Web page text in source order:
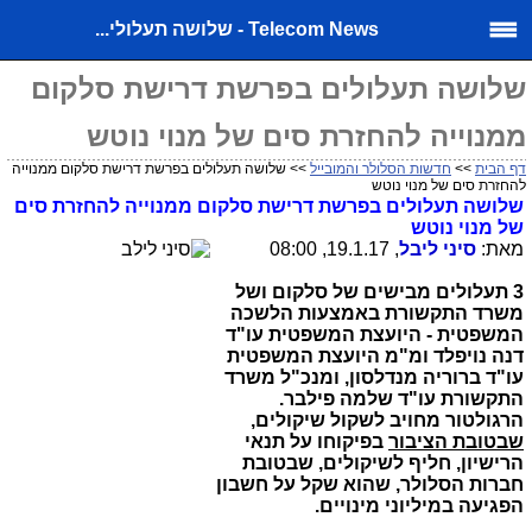
Telecom News - שלושה תעלולי...
שלושה תעלולים בפרשת דרישת סלקום
ממנוייה להחזרת סים של מנוי נוטש
דף הבית >> חדשות הסלולר והמובייל >> שלושה תעלולים בפרשת דרישת סלקום ממנוייה
להחזרת סים של מנוי נוטש
שלושה תעלולים בפרשת דרישת סלקום ממנוייה להחזרת סים
של מנוי נוטש
מאת: סיני ליבל, 19.1.17, 08:00
3 תעלולים מבישים של סלקום ושל
משרד התקשורת באמצעות הלשכה
המשפטית - היועצת המשפטית עו"ד
דנה נויפלד ומ"מ היועצת המשפטית
עו"ד ברוריה מנדלסון, ומנכ"ל משרד
התקשורת עו"ד שלמה פילבר.
הרגולטור מחויב לשקול שיקולים,
שבטובת הציבור בפיקוחו על תנאי
הרישיון, חליף לשיקולים, שבטובת
חברות הסלולר, שהוא שקל על חשבון
הפגיעה במיליוני מינויים.